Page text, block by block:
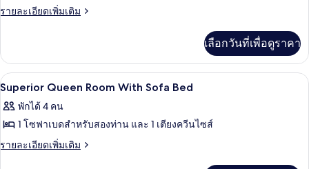
รายละเอียดเพิ่มเติม
ราย
เกี่ยว
กับ
ห้อง
เลือกวันที่เพื่อดูราคา
เปิด
ภาพถ่าย
ทั้งหมด
ของ
เครื่องนอนป้องกันสารก่อภูมิแพ้, ตู้นิรภั
13
Superior Queen Room With Sofa Bed
พักได้ 4 คน
1 โซฟาเบดสำหรับสองท่าน และ 1 เตียงควีนไซส์
รายละเอียดเพิ่มเติม
ราย